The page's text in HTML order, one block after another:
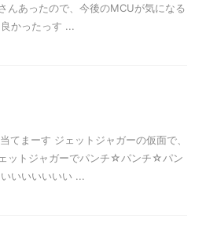
んあったので、今後のMCUが気になる
かったっす ...
てまーす ジェットジャガーの仮面で、
ットジャガーでパンチ☆パンチ☆パン
いいいいいい ...